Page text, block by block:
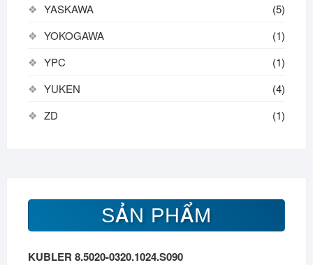
YASKAWA
(5)
YOKOGAWA
(1)
YPC
(1)
YUKEN
(4)
ZD
(1)
SẢN PHẨM
KUBLER 8.5020-0320.1024.S090